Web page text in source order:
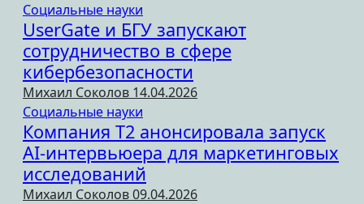
Социальные науки
UserGate и БГУ запускают
сотрудничество в сфере
кибербезопасности
Михаил Соколов 14.04.2026
Социальные науки
Компания Т2 анонсировала запуск
AI-интервьюера для маркетинговых
исследований
Михаил Соколов09.04.2026